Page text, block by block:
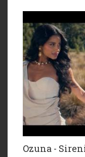
Ozuna -